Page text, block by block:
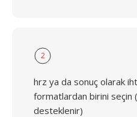
2
hrz ya da sonuç olarak
formatlardan birini
desteklenir)